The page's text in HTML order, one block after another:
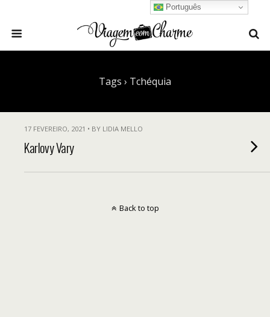
Tags › Tchéquia
17 FEVEREIRO, 2021 • BY LIDIA MELLO
Karlovy Vary
Português
Back to top